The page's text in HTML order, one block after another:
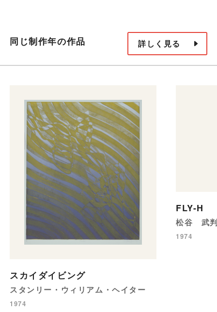
同じ制作年の作品 詳しく見る
スカイダイビング
スタンリー・ウィリアム・ヘイター
1974
FLY-H
松谷 武
1974